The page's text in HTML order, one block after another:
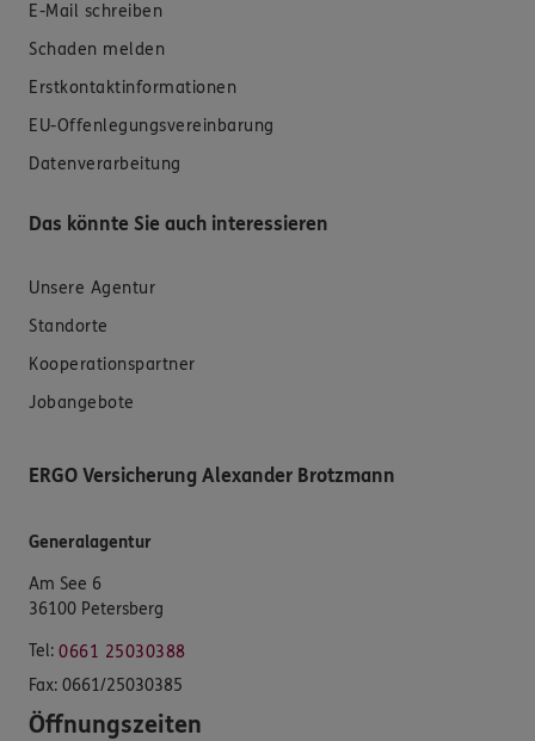
E-Mail schreiben
Schaden melden
Erstkontaktinformationen
EU-Offenlegungsvereinbarung
Datenverarbeitung
Das könnte Sie auch interessieren
Unsere Agentur
Standorte
Kooperationspartner
Jobangebote
ERGO Versicherung Alexander Brotzmann
Generalagentur
Am See 6
36100 Petersberg
Tel: 0661 25030388
Fax: 0661/25030385
Öffnungszeiten